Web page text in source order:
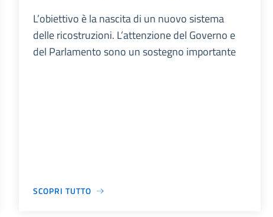
L’obiettivo è la nascita di un nuovo sistema
delle ricostruzioni. L’attenzione del Governo e
del Parlamento sono un sostegno importante
SCOPRI TUTTO